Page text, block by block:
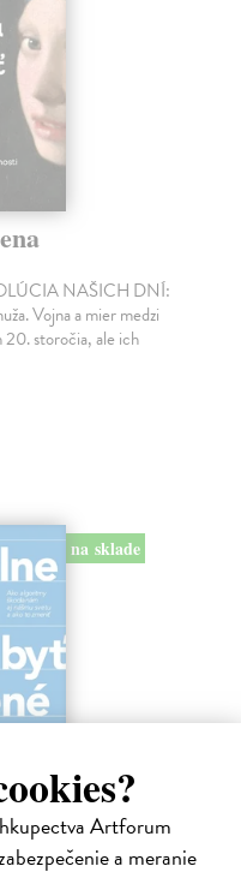
Artforum
a meranie
NAŠICH DNÍ:
Vojna a mier medzi
20. storočia, ale ich
na sklade
zničené